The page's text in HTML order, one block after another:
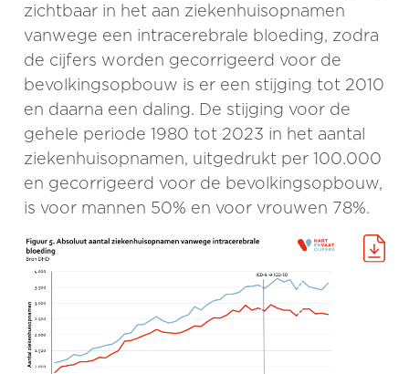
zichtbaar in het aan ziekenhuisopnamen
vanwege een intracerebrale bloeding, zodra
de cijfers worden gecorrigeerd voor de
bevolkingsopbouw is er een stijging tot 2010
en daarna een daling. De stijging voor de
gehele periode 1980 tot 2023 in het aantal
ziekenhuisopnamen, uitgedrukt per 100.000
en gecorrigeerd voor de bevolkingsopbouw,
is voor mannen 50% en voor vrouwen 78%.